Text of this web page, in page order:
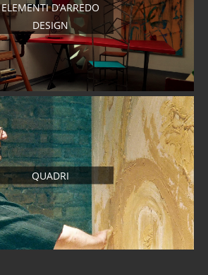
ELEMENTI D’ARREDO
DESIGN
QUADRI